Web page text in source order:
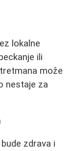
lokalne
ili
može
nestaje za
zdrava i